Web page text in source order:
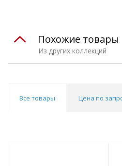
Из других коллекций
Похожие товары
Все товары Цена по